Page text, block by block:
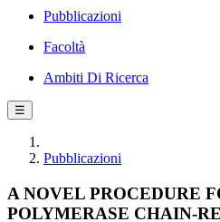
Pubblicazioni
Facoltà
Ambiti Di Ricerca
☰
Pubblicazioni
A NOVEL PROCEDURE
POLYMERASE CHAIN-